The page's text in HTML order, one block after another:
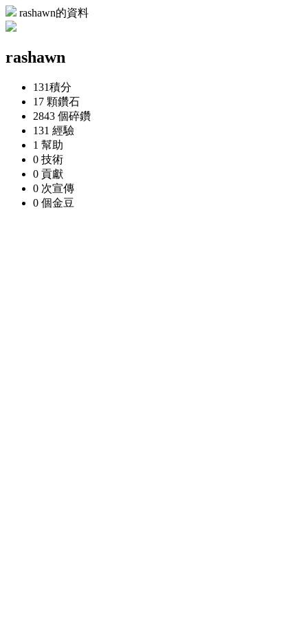
rashawn的資料
rashawn
131積分
17 顆鑽石
2843 個碎鑽
131 經驗
1 幫助
0 技術
0 貢獻
0 次宣傳
0 個金豆